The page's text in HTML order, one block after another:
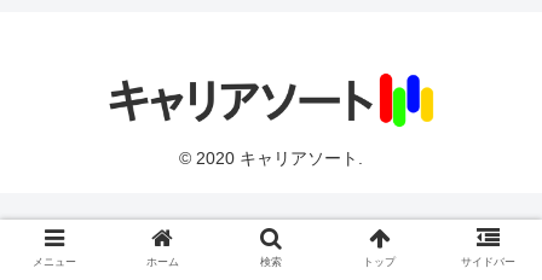
© 2020 キャリアソート.
メニュー ホーム 検索 トップ サイドバー